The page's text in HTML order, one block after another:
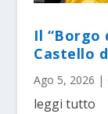
Il “Borgo
Castello
Ago 5, 2026 |
leggi tutto